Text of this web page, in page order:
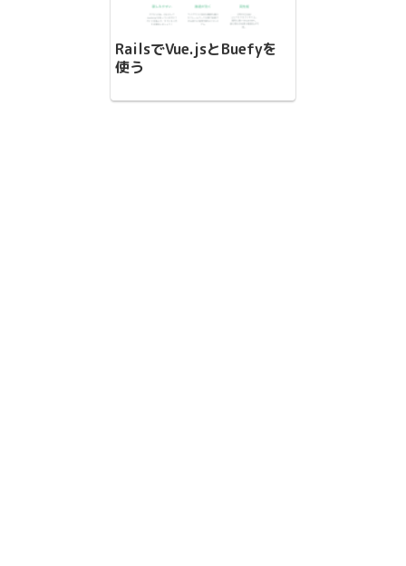
RailsでVue.jsとBuefyを
使う